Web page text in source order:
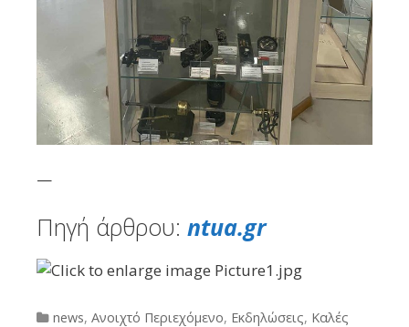
—
Πηγή άρθρου: ntua.gr
Categories
news, Ανοιχτό Περιεχόμενο, Εκδηλώσεις, Καλές